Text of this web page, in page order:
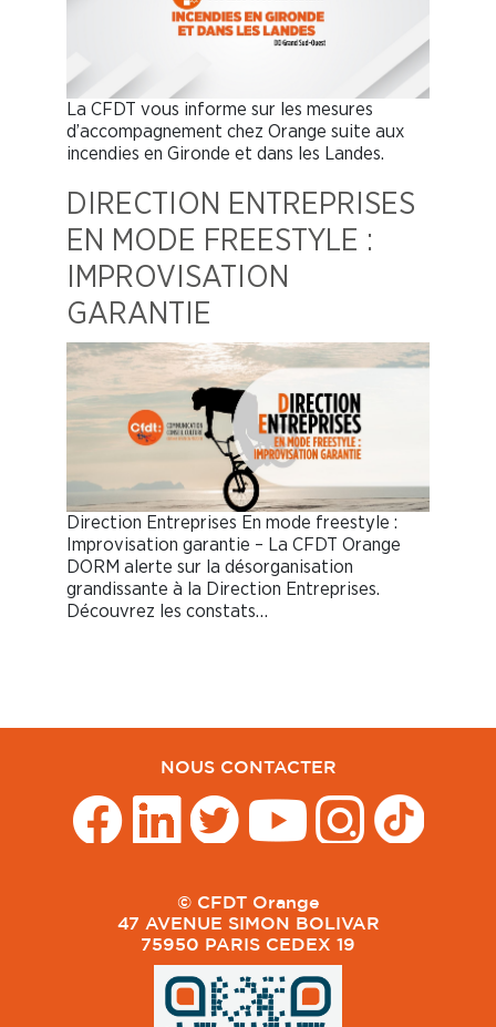
La CFDT vous informe sur les mesures
d’accompagnement chez Orange suite aux
incendies en Gironde et dans les Landes.
DIRECTION ENTREPRISES
EN MODE FREESTYLE :
IMPROVISATION
GARANTIE
Direction Entreprises En mode freestyle :
Improvisation garantie – La CFDT Orange
DORM alerte sur la désorganisation
grandissante à la Direction Entreprises.
Découvrez les constats…
NOUS CONTACTER
© CFDT Orange
47 AVENUE SIMON BOLIVAR
75950 PARIS CEDEX 19